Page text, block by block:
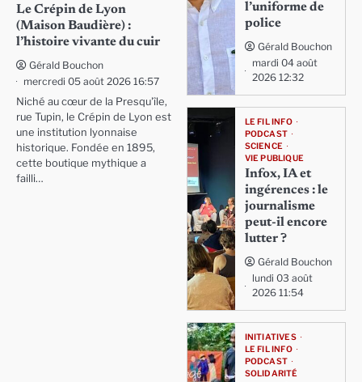
Le Crépin de Lyon
(Maison Baudière) :
l’histoire vivante du cuir
Gérald Bouchon
mercredi 05 août 2026 16:57
Niché au cœur de la Presqu'île,
rue Tupin, le Crépin de Lyon est
une institution lyonnaise
historique. Fondée en 1895,
cette boutique mythique a
failli…
l’uniforme de
police
Gérald Bouchon
mardi 04 août
2026 12:32
LE FIL INFO
PODCAST
SCIENCE
VIE PUBLIQUE
Infox, IA et
ingérences : le
journalisme
peut-il encore
lutter ?
Gérald Bouchon
lundi 03 août
2026 11:54
INITIATIVES
LE FIL INFO
PODCAST
SOLIDARITÉ